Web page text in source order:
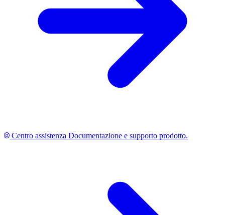
Centro assistenza Documentazione e supporto prodotto.